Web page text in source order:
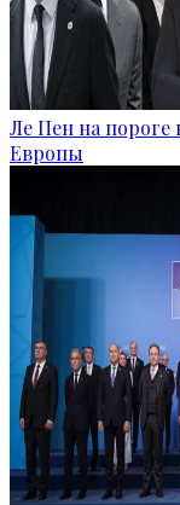
Ле Пен на пороге
Европы